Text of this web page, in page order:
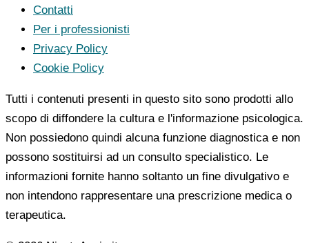
Contatti
Per i professionisti
Privacy Policy
Cookie Policy
Tutti i contenuti presenti in questo sito sono prodotti allo
scopo di diffondere la cultura e l'informazione psicologica.
Non possiedono quindi alcuna funzione diagnostica e non
possono sostituirsi ad un consulto specialistico. Le
informazioni fornite hanno soltanto un fine divulgativo e
non intendono rappresentare una prescrizione medica o
terapeutica.